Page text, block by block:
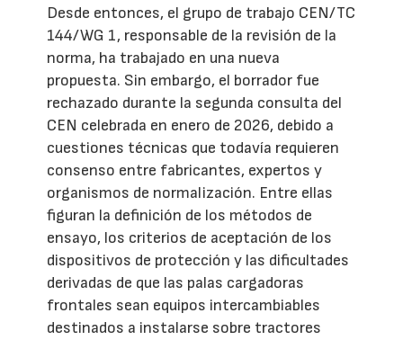
Desde entonces, el grupo de trabajo CEN/TC
144/WG 1, responsable de la revisión de la
norma, ha trabajado en una nueva
propuesta. Sin embargo, el borrador fue
rechazado durante la segunda consulta del
CEN celebrada en enero de 2026, debido a
cuestiones técnicas que todavía requieren
consenso entre fabricantes, expertos y
organismos de normalización. Entre ellas
figuran la definición de los métodos de
ensayo, los criterios de aceptación de los
dispositivos de protección y las dificultades
derivadas de que las palas cargadoras
frontales sean equipos intercambiables
destinados a instalarse sobre tractores